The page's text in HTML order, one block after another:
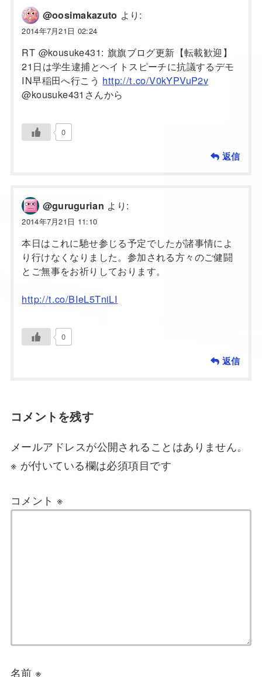
@oosimakazuto より:
2014年7月21日 02:24
RT @kousuke431: 旗旗ブログ更新【転載歓迎】
21日は学生逮捕とヘイトスピーチに抗議するデモ
IN早稲田へ行こう http://t.co/V0kYPVuP2v
@kousuke431さんから
0
返信
@gurugurian より:
2014年7月21日 11:10
本日はこれに馳せ参じる予定でしたが諸事情によ
り行けなくなりました。参加される方々のご健闘
とご無事をお祈りしております。
http://t.co/BIeL5TniLI
0
返信
コメントを残す
メールアドレスが公開されることはありません。
※ が付いている欄は必須項目です
コメント ※
名前 ※